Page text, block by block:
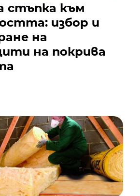
стъпка към
избор и
на
на покрива